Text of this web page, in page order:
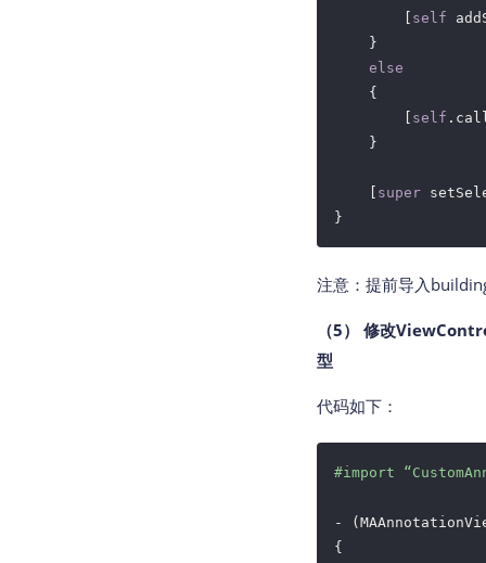
self
    }
else
    {
self
    }
super
注意：提前导入
（5） 修改
型
代码如下：
#import
-
{